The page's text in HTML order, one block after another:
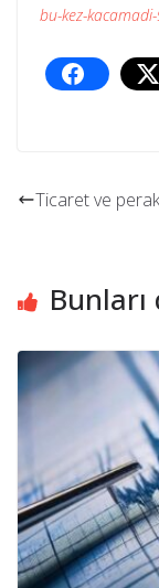
bu-kez-
Ticaret ve